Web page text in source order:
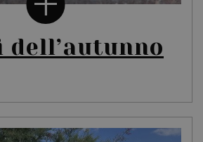
dell’autunno